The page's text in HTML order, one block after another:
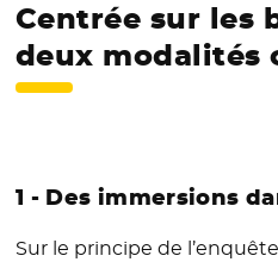
Centrée sur les
deux modalités
1 - Des immersions
Sur le principe de l’enquête